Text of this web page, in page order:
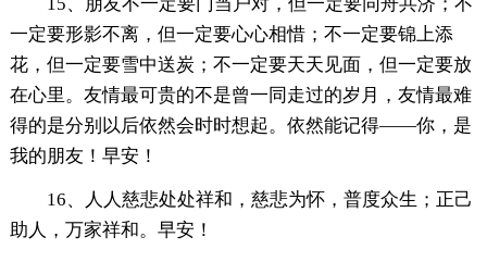
15、朋友不一定要门当户对，但一定要同舟共济；不
一定要形影不离，但一定要心心相惜；不一定要锦上添
花，但一定要雪中送炭；不一定要天天见面，但一定要放
在心里。友情最可贵的不是曾一同走过的岁月，友情最难
得的是分别以后依然会时时想起。依然能记得——你，是
我的朋友！早安！
16、人人慈悲处处祥和，慈悲为怀，普度众生；正己
助人，万家祥和。早安！